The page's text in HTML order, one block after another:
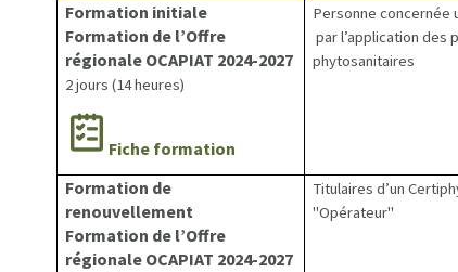
Formation initiale
Formation de l’Offre
régionale OCAPIAT 2024-2027
2 jours (14 heures)
Fiche formation
Personne concernée
par l’application des
phytosanitaires
Formation de
renouvellement
Formation de l’Offre
régionale OCAPIAT 2024-2027
Titulaires d’un
"Opérateur"